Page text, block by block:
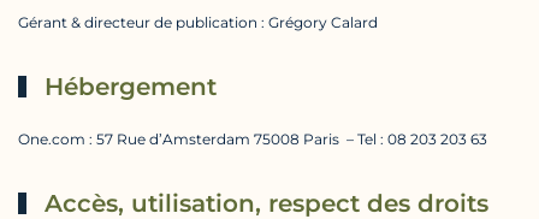
Gérant & directeur de publication : Grégory Calard
Hébergement
One.com : 57 Rue d’Amsterdam 75008 Paris – Tel : 08 203 203 63
Accès, utilisation, respect des droits